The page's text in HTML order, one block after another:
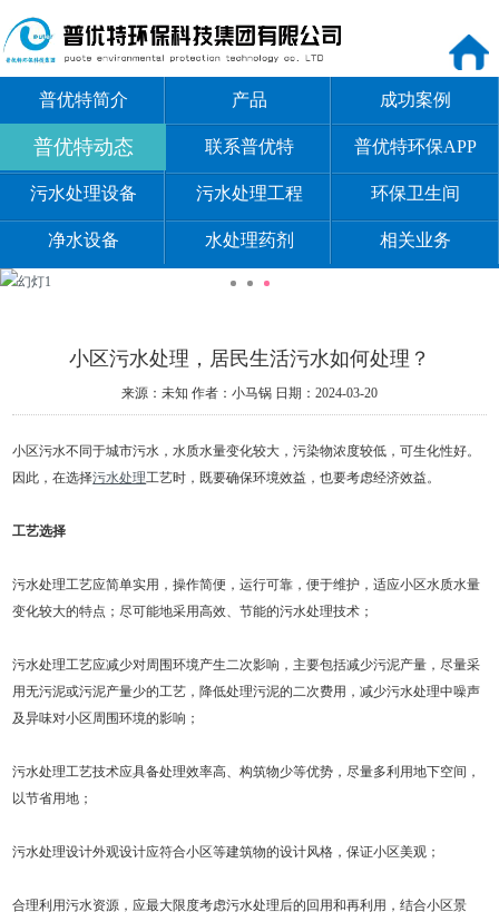
普优特简介 产品 成功案例
普优特动态 联系普优特 普优特环保APP
污水处理设备 污水处理工程 环保卫生间
净水设备 水处理药剂 相关业务
小区污水处理，居民生活污水如何处理？
来源：未知 作者：小马锅 日期：2024-03-20
小区污水不同于城市污水，水质水量变化较大，污染物浓度较低，可生化性好。
因此，在选择污水处理工艺时，既要确保环境效益，也要考虑经济效益。
工艺选择
污水处理工艺应简单实用，操作简便，运行可靠，便于维护，适应小区水质水量
变化较大的特点；尽可能地采用高效、节能的污水处理技术；
污水处理工艺应减少对周围环境产生二次影响，主要包括减少污泥产量，尽量采
用无污泥或污泥产量少的工艺，降低处理污泥的二次费用，减少污水处理中噪声
及异味对小区周围环境的影响；
污水处理工艺技术应具备处理效率高、构筑物少等优势，尽量多利用地下空间，
以节省用地；
污水处理设计外观设计应符合小区等建筑物的设计风格，保证小区美观；
合理利用污水资源，应最大限度考虑污水处理后的回用和再利用，结合小区景